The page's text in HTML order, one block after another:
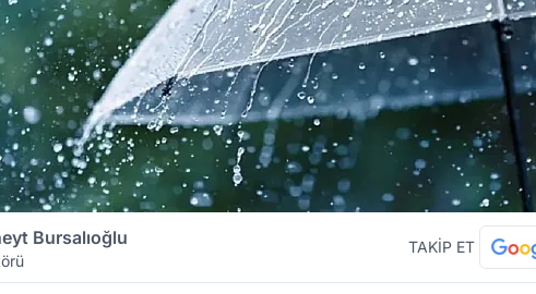
Bursalıoğlu TAKİP ET